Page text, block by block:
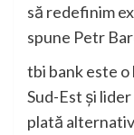
să redefinim
spune Petr
tbi bank este o
Sud-Est și
plată